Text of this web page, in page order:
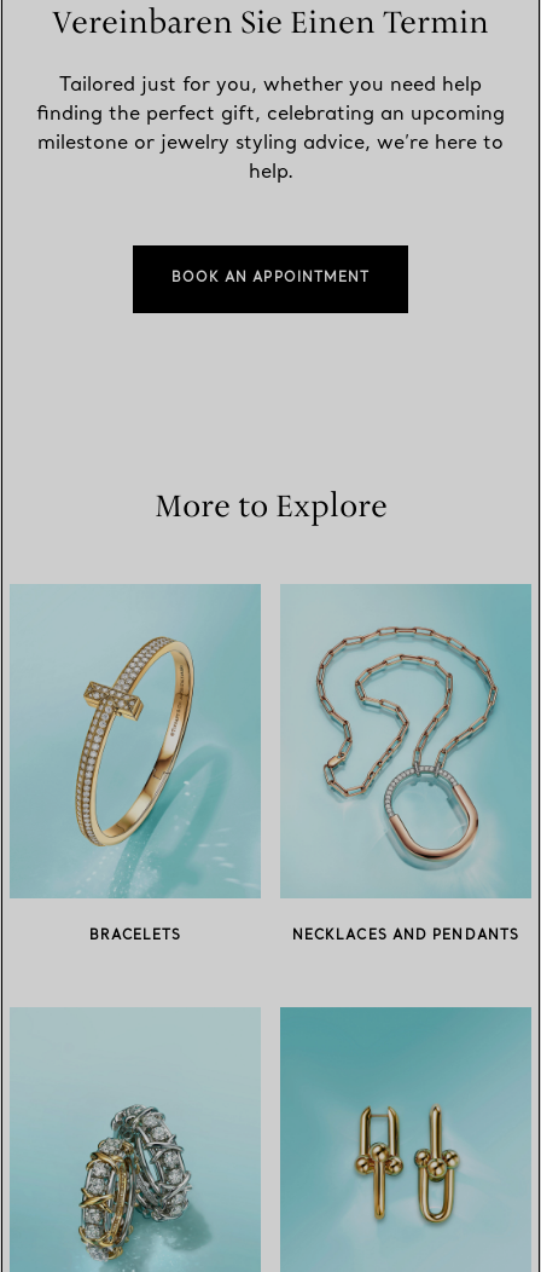
Vereinbaren Sie Einen Termin
Tailored just for you, whether you need help
finding the perfect gift, celebrating an upcoming
milestone or jewelry styling advice, we’re here to
help.
BOOK AN APPOINTMENT
More to Explore
BRACELETS NECKLACES AND PENDANTS